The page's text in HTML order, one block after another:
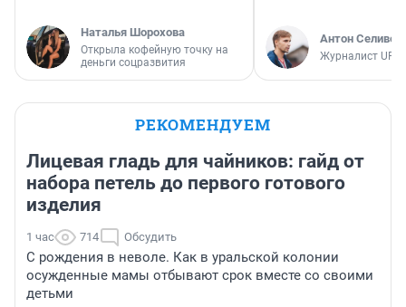
Наталья Шорохова
Открыла кофейную точку на
деньги соцразвития
Антон
Журналист
РЕКОМЕНДУЕМ
Лицевая гладь для чайников: гайд от
набора петель до первого готового
изделия
1 час 714 Обсудить
С рождения в неволе. Как в уральской колонии
осужденные мамы отбывают срок вместе со своими
детьми